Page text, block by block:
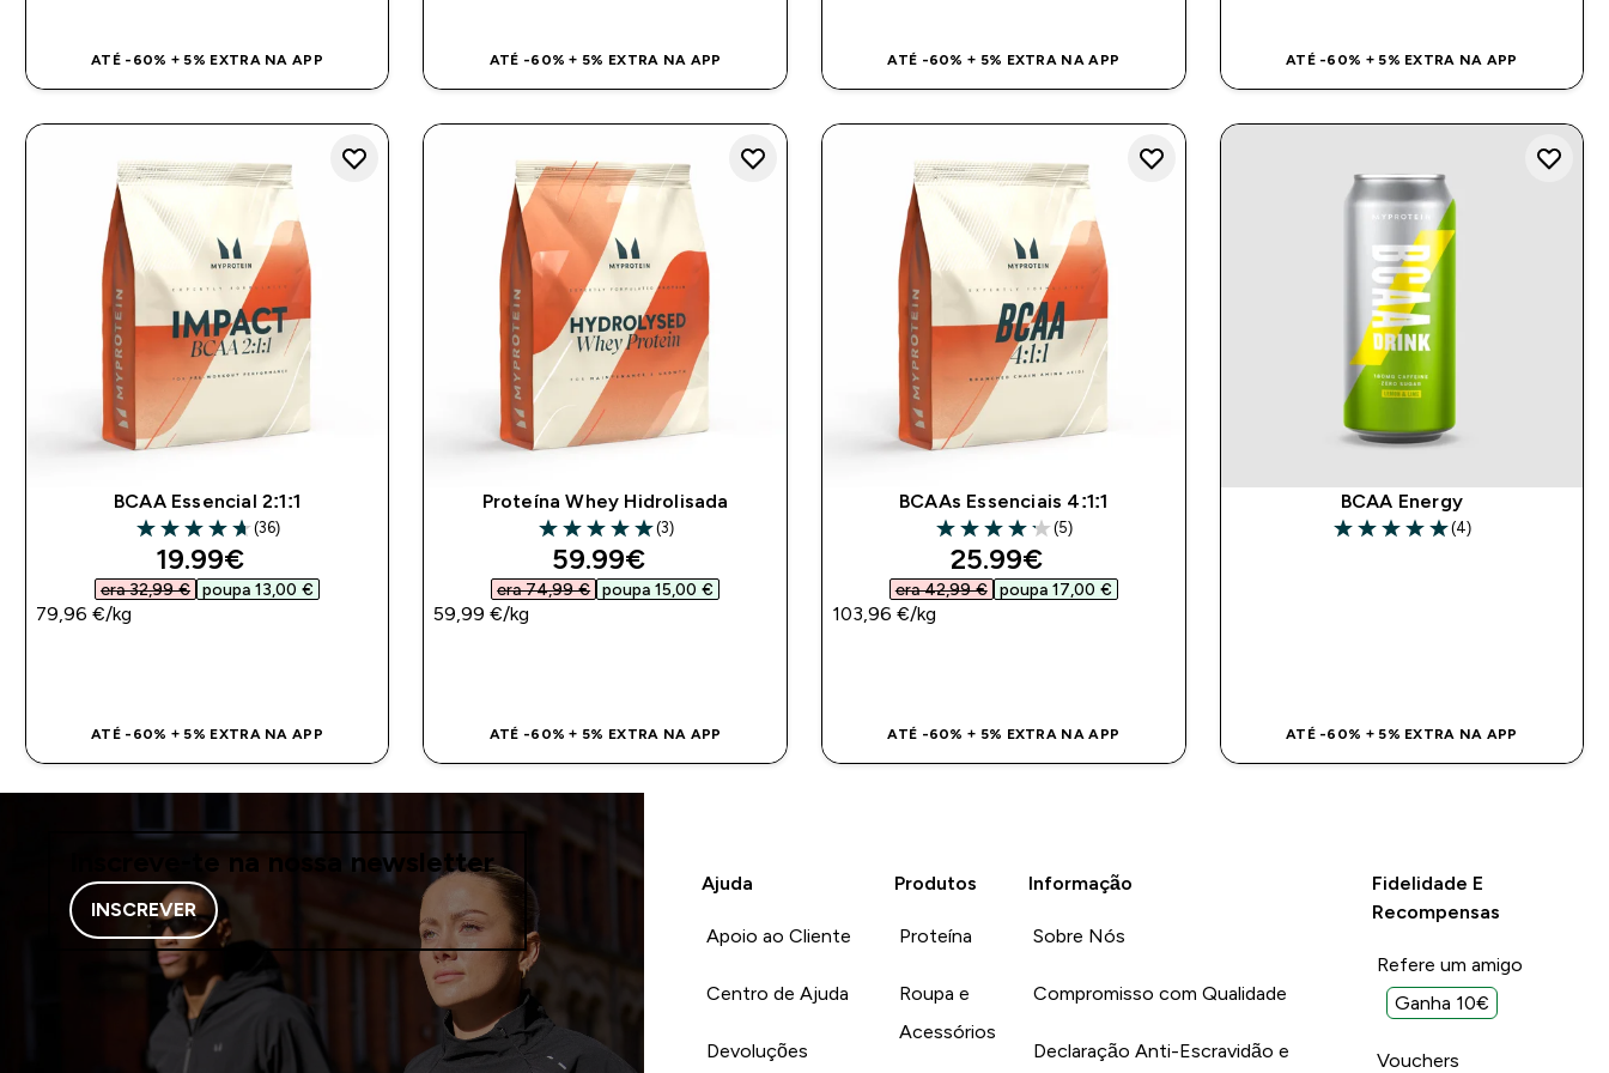
ATÉ -60% + 5% EXTRA NA APP ATÉ -60% + 5% EXTRA NA APP ATÉ -60% + 5% EXTRA NA APP ATÉ -60% + 5% EXTRA NA APP
BCAA Essencial 2:1:1
4.67 out of 5 stars
(36)
discounted price
19.99€‎
era 32,99 €‎ poupa 13,00 €‎
79,96 €‎/kg
ATÉ -60% + 5% EXTRA NA APP
Proteína Whey Hidrolisada
5 out of 5 stars
(3)
discounted price
59.99€‎
era 74,99 €‎ poupa 15,00 €‎
59,99 €‎/kg
ATÉ -60% + 5% EXTRA NA APP
BCAAs Essenciais 4:1:1
4.2 out of 5 stars
(5)
discounted price
25.99€‎
era 42,99 €‎ poupa 17,00 €‎
103,96 €‎/kg
ATÉ -60% + 5% EXTRA NA APP
BCAA Energy
5 out of 5 stars
(4)
ATÉ -60% + 5% EXTRA NA APP
Inscreve-te na nossa newsletter
INSCREVER
Ajuda
Apoio ao Cliente
Centro de Ajuda
Devoluções
Produtos
Proteína
Roupa e
Acessórios
Informação
Sobre Nós
Compromisso com Qualidade
Declaração Anti-Escravidão e
Fidelidade E
Recompensas
Refere um amigo
Ganha 10€
Vouchers